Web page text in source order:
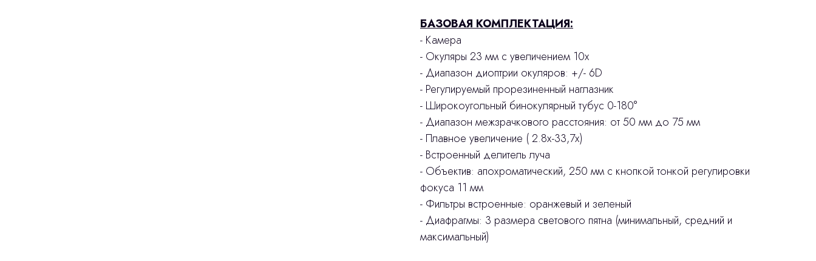
БАЗОВАЯ КОМПЛЕКТАЦИЯ:
- Камера
- Окуляры 23 мм с увеличением 10х
- Диапазон диоптрии окуляров: +/- 6D
- Регулируемый прорезиненный наглазник
- Широкоугольный бинокулярный тубус 0-180°
- Диапазон межзрачкового расстояния: от 50 мм до 75 мм
- Плавное увеличение ( 2.8х-33,7х)
- Встроенный делитель луча
- Объектив: апохроматический, 250 мм с кнопкой тонкой регулировки
фокуса 11 мм
- Фильтры встроенные: оранжевый и зеленый
- Диафрагмы: 3 размера светового пятна (минимальный, средний и
максимальный)